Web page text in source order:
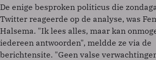
De enige besproken politicus die
Twitter reageerde op de analyse, was
Halsema. "Ik lees alles, maar kan
iedereen antwoorden", meldde ze via de
berichtensite. "Geen valse